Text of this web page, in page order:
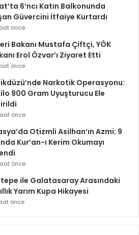
6’ncı Katın Balkonunda
Güvercini İtfaiye Kurtardı
önce
Bakanı Mustafa Çiftçi, YÖK
Erol Özvar’ı Ziyaret Etti
önce
Narkotik Operasyonu:
900 Gram Uyuşturucu Ele
önce
Otizmli Asilhan’ın Azmi: 9
Kur’an-ı Kerim Okumayı
önce
ile Galatasaray Arasındaki
Yarım Kupa Hikayesi
önce